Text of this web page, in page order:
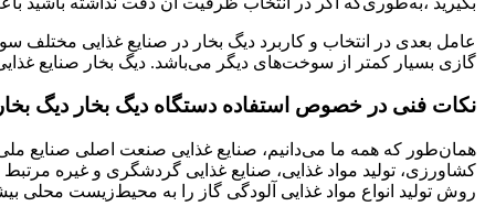
عامل بعدی در انتخاب و کاربرد دیگ بخار در صنایع غذایی
گازی بسیار کمتر از سوخت‌های دیگر می‌باشد. دیگ بخار صنایع غذایی
نکات فنی در خصوص استفاده دستگاه دیگ بخار دیگ بخار
همان‌طور که همه ما می‌دانیم، صنایع غذایی صنعت اصلی صنایع
کشاورزی، تولید مواد غذایی، صنایع غذایی گردشگری و غیره
روش تولید انواع مواد غذایی آلودگی گاز را به محیط‌زیست محلی